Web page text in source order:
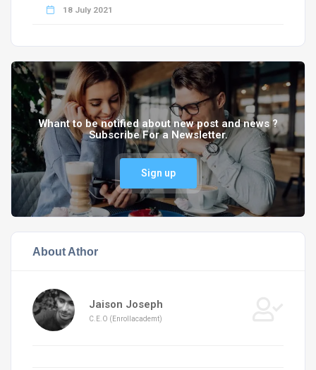
18 July 2021
Whant to be notified about new post and news ?
Subscribe For a Newsletter.
Sign up
About Athor
Jaison Joseph
C.E.O (Enrollacademt)